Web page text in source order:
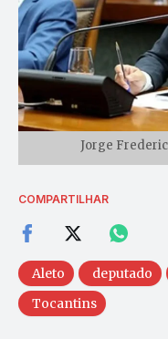
Jorge
COMPARTILHAR
Aleto deputado
Tocantins